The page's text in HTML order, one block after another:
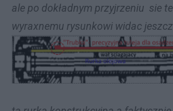
ale po dokładnym przyjrzeniu sie
wyraxnemu rysunkowi widac